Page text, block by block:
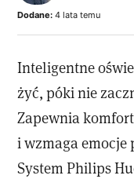
Dodane: 4 lata temu
Inteligentne
żyć, póki nie
Zapewnia
i wzmaga emocje
System Philips